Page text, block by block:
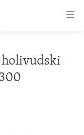
holivudski